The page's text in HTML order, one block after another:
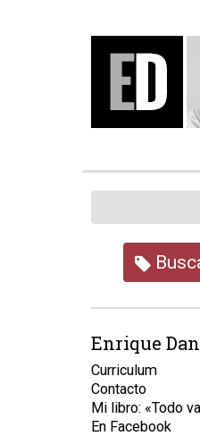
Enrique
Curriculum
Contacto
Mi libro: «Todo
En Facebook